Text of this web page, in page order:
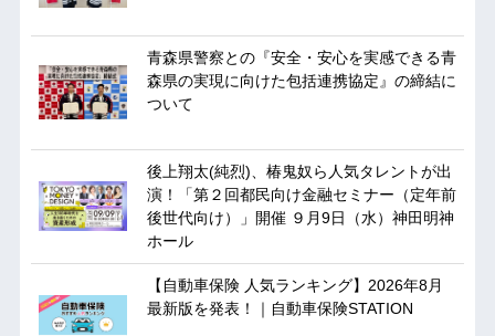
青森県警察との『安全・安心を実感できる青
森県の実現に向けた包括連携協定』の締結に
ついて
後上翔太(純烈)、椿鬼奴ら人気タレントが出
演！「第２回都民向け金融セミナー（定年前
後世代向け）」開催 ９月9日（水）神田明神
ホール
【自動車保険 人気ランキング】2026年8月
最新版を発表！｜自動車保険STATION